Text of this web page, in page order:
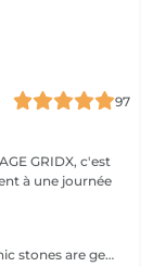
97
c'est
à une journée
Melt away stress and tension! Heated volcanic stones are gently placed and massaged over the body to warm the muscles, increase circulation, and promote a deep state of relaxation. Perfect for relieving tension, easing anxiety, and restoring inner calm. Age restrictions: there are no age restrictions for this procedure. Post procedure recommendations: do not do sport and any sharp movements 2-3 hours after the procedure. Frequency: 1-2 times per week, 10 times in total. Repeat once in 3-6 months.